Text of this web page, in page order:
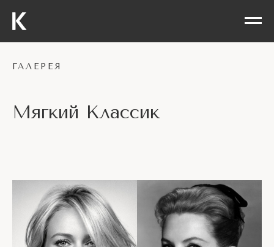
ГАЛЕРЕЯ
Мягкий Классик